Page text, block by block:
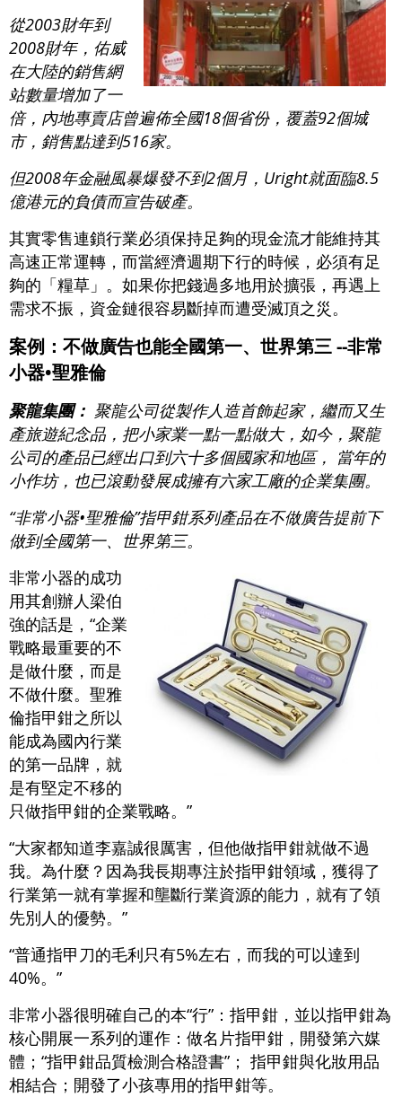
從2003財年到
2008財年，佑威
在大陸的銷售網
站數量增加了一
倍，內地專賣店曾遍佈全國18個省份，覆蓋92個城
市，銷售點達到516家。
但2008年金融風暴爆發不到2個月，Uright就面臨8.5
億港元的負債而宣告破產。
其實零售連鎖行業必須保持足夠的現金流才能維持其
高速正常運轉，而當經濟週期下行的時候，必須有足
夠的「糧草」。如果你把錢過多地用於擴張，再遇上
需求不振，資金鏈很容易斷掉而遭受滅頂之災。
案例：不做廣告也能全國第一、世界第三 --非常
小器•聖雅倫
聚龍集團： 聚龍公司從製作人造首飾起家，繼而又生
產旅遊紀念品，把小家業一點一點做大，如今，聚龍
公司的產品已經出口到六十多個國家和地區， 當年的
小作坊，也已滾動發展成擁有六家工廠的企業集團。
“非常小器•聖雅倫”指甲鉗系列產品在不做廣告提前下
做到全國第一、世界第三。
非常小器的成功
用其創辦人梁伯
強的話是，“企業
戰略最重要的不
是做什麼，而是
不做什麼。聖雅
倫指甲鉗之所以
能成為國內行業
的第一品牌，就
是有堅定不移的
只做指甲鉗的企業戰略。”
“大家都知道李嘉誠很厲害，但他做指甲鉗就做不過
我。為什麼？因為我長期專注於指甲鉗領域，獲得了
行業第一就有掌握和壟斷行業資源的能力，就有了領
先別人的優勢。”
“普通指甲刀的毛利只有5%左右，而我的可以達到
40%。”
非常小器很明確自己的本“行”：指甲鉗，並以指甲鉗為
核心開展一系列的運作：做名片指甲鉗，開發第六媒
體；“指甲鉗品質檢測合格證書”； 指甲鉗與化妝用品
相結合；開發了小孩專用的指甲鉗等。